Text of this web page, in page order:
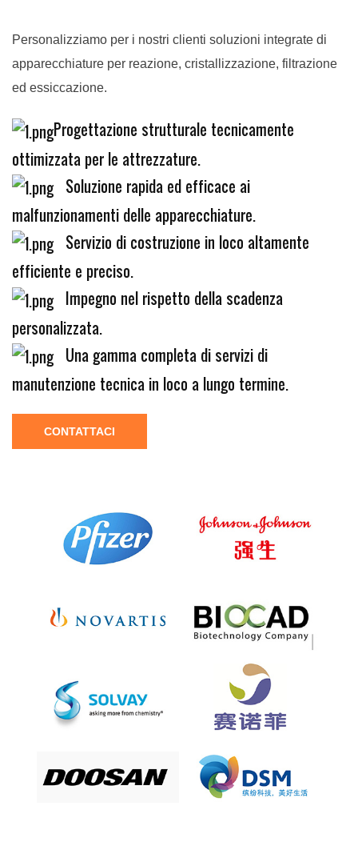
Personalizziamo per i nostri clienti soluzioni integrate di
apparecchiature per reazione, cristallizzazione, filtrazione
ed essiccazione.
Progettazione strutturale tecnicamente
ottimizzata per le attrezzature.
Soluzione rapida ed efficace ai
malfunzionamenti delle apparecchiature.
Servizio di costruzione in loco altamente
efficiente e preciso.
Impegno nel rispetto della scadenza
personalizzata.
Una gamma completa di servizi di
manutenzione tecnica in loco a lungo termine.
CONTATTACI